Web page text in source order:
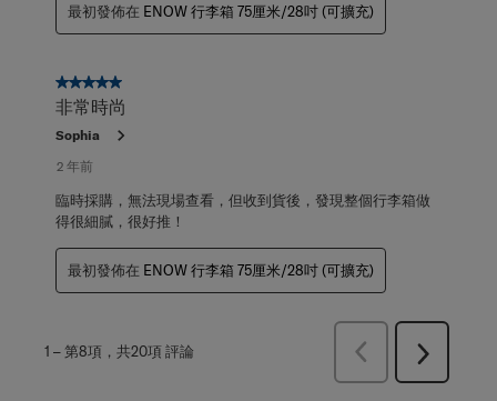
最初發佈在 ENOW 行李箱 75厘米/28吋 (可擴充)
5星，共5星。
非常時尚
Sophia
2 年前
臨時採購，無法現場查看，但收到貨後，發現整個行李箱做
得很細膩，很好推！
最初發佈在 ENOW 行李箱 75厘米/28吋 (可擴充)
1 –第8項，共20項評論
上
下